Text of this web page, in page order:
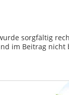
sorgfältig
im Beitrag